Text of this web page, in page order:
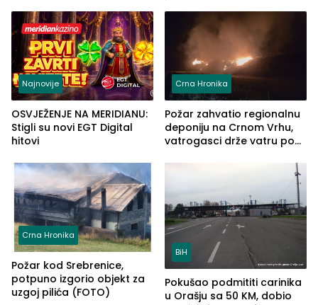
ove godine
Najnovije
OSVJEŽENJE NA MERIDIANU:
Stigli su novi EGT Digital
hitovi
Crna Hronika
Požar zahvatio regionalnu
deponiju na Crnom Vrhu,
vatrogasci drže vatru pod
Crna Hronika
Požar kod Srebrenice,
potpuno izgorio objekt za
uzgoj pilića (FOTO)
BiH
Pokušao podmititi carinika
u Orašju sa 50 KM, dobio